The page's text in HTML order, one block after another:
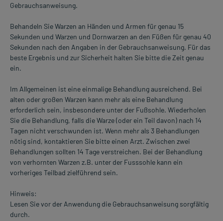
Gebrauchsanweisung.
Behandeln Sie Warzen an Händen und Armen für genau 15
Sekunden und Warzen und Dornwarzen an den Füßen für genau 40
Sekunden nach den Angaben in der Gebrauchsanweisung. Für das
beste Ergebnis und zur Sicherheit halten Sie bitte die Zeit genau
ein.
Im Allgemeinen ist eine einmalige Behandlung ausreichend. Bei
alten oder großen Warzen kann mehr als eine Behandlung
erforderlich sein, insbesondere unter der Fußsohle. Wiederholen
Sie die Behandlung, falls die Warze (oder ein Teil davon) nach 14
Tagen nicht verschwunden ist. Wenn mehr als 3 Behandlungen
nötig sind, kontaktieren Sie bitte einen Arzt. Zwischen zwei
Behandlungen sollten 14 Tage verstreichen. Bei der Behandlung
von verhornten Warzen z.B. unter der Fusssohle kann ein
vorheriges Teilbad zielführend sein.
Hinweis:
Lesen Sie vor der Anwendung die Gebrauchsanweisung sorgfältig
durch.